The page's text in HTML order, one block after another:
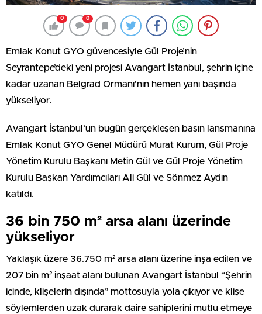
0 0
Emlak Konut GYO güvencesiyle Gül Proje’nin
Seyrantepe’deki yeni projesi Avangart İstanbul, şehrin içine
kadar uzanan Belgrad Ormanı’nın hemen yanı başında
yükseliyor.
Avangart İstanbul’un bugün gerçekleşen basın lansmanına
Emlak Konut GYO Genel Müdürü Murat Kurum, Gül Proje
Yönetim Kurulu Başkanı Metin Gül ve Gül Proje Yönetim
Kurulu Başkan Yardımcıları Ali Gül ve Sönmez Aydın
katıldı.
36 bin 750 m² arsa alanı üzerinde
yükseliyor
Yaklaşık üzere 36.750 m² arsa alanı üzerine inşa edilen ve
207 bin m² inşaat alanı bulunan Avangart İstanbul “Şehrin
içinde, klişelerin dışında” mottosuyla yola çıkıyor ve klişe
söylemlerden uzak durarak daire sahiplerini mutlu etmeye